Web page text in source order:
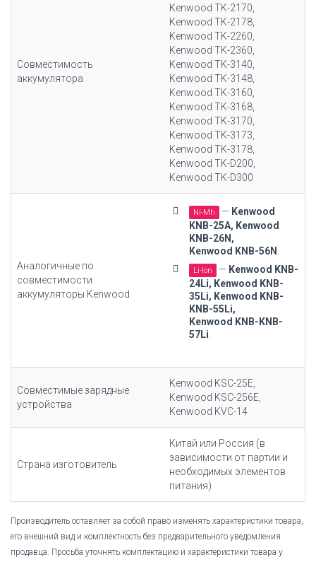
Совместимость
аккумулятора
Kenwood TK-2170,
Kenwood TK-2178,
Kenwood TK-2260,
Kenwood TK-2360,
Kenwood TK-3140,
Kenwood TK-3148,
Kenwood TK-3160,
Kenwood TK-3168,
Kenwood TK-3170,
Kenwood TK-3173,
Kenwood TK-3178,
Kenwood TK-D200,
Kenwood TK-D300
Аналогичные по
совместимости
аккумуляторы Kenwood
Ni-Mh — Kenwood
KNB-25A, Kenwood
KNB-26N,
Kenwood KNB-56N
Li-Ion — Kenwood KNB-
24Li, Kenwood KNB-
35Li, Kenwood KNB-
KNB-55Li,
Kenwood KNB-KNB-
57Li
Совместимые зарядные
устройства
Kenwood KSC-25E,
Kenwood KSC-256E,
Kenwood KVC-14
Страна изготовитель
Китай или Россия (в
зависимости от партии и
необходимых элементов
питания)
Производитель оставляет за собой право изменять характеристики товара,
его внешний вид и комплектность без предварительного уведомления
продавца. Просьба уточнять комплектацию и характеристики товара у